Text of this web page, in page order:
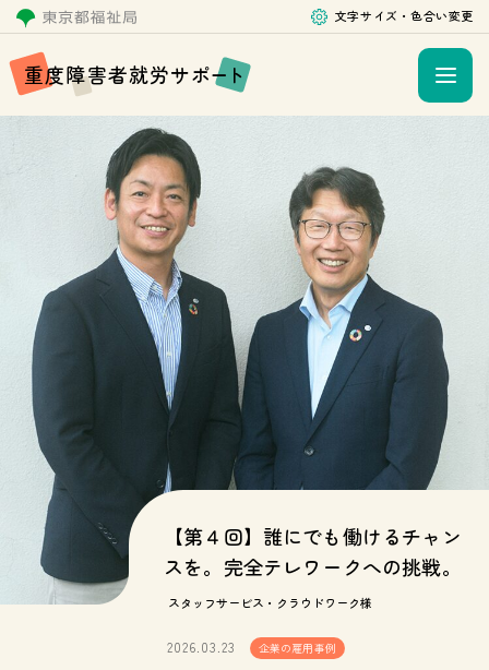
文字サイズ・色合い変更
重度障害者就労サポート
【第４回】誰にでも働けるチャン
スを。完全テレワークへの挑戦。
スタッフサービス・クラウドワーク様
2026.03.23 企業の雇用事例